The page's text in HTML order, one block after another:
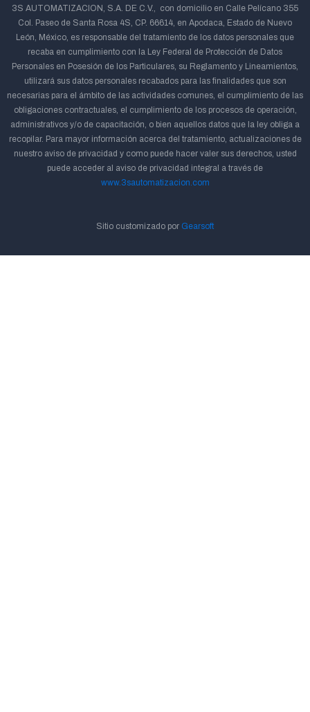
3S AUTOMATIZACION, S.A. DE C.V., con domicilio en Calle Pelícano 355
Col. Paseo de Santa Rosa 4S, CP. 66614, en Apodaca, Estado de Nuevo
León, México, es responsable del tratamiento de los datos personales que
recaba en cumplimiento con la Ley Federal de Protección de Datos
Personales en Posesión de los Particulares, su Reglamento y Lineamientos,
utilizará sus datos personales recabados para las finalidades que son
necesarias para el ámbito de las actividades comunes, el cumplimiento de las
obligaciones contractuales, el cumplimiento de los procesos de operación,
administrativos y/o de capacitación, o bien aquellos datos que la ley obliga a
recopilar. Para mayor información acerca del tratamiento, actualizaciones de
nuestro aviso de privacidad y como puede hacer valer sus derechos, usted
puede acceder al aviso de privacidad integral a través de
www.3sautomatizacion.com
Sitio customizado por Gearsoft